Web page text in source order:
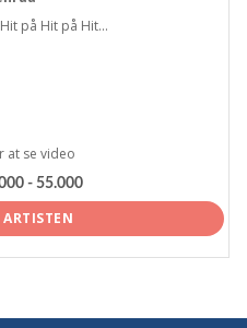
på Hit på Hit...
at se video
- 55.000